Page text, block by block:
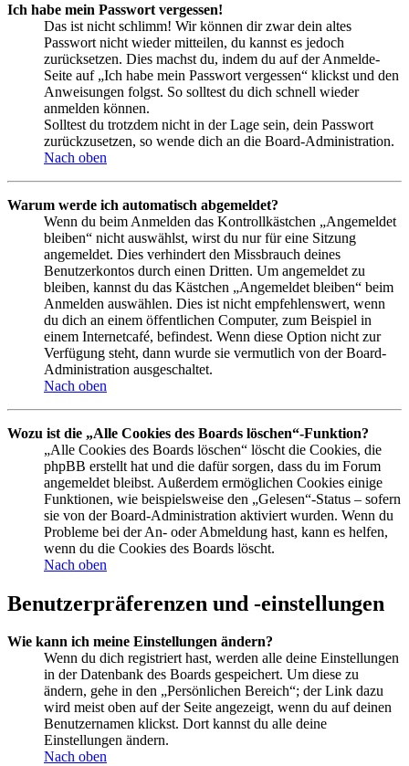
Ich habe mein Passwort vergessen!
Das ist nicht schlimm! Wir können dir zwar dein altes
Passwort nicht wieder mitteilen, du kannst es jedoch
zurücksetzen. Dies machst du, indem du auf der Anmelde-
Seite auf „Ich habe mein Passwort vergessen“ klickst und den
Anweisungen folgst. So solltest du dich schnell wieder
anmelden können.
Solltest du trotzdem nicht in der Lage sein, dein Passwort
zurückzusetzen, so wende dich an die Board-Administration.
Nach oben
Warum werde ich automatisch abgemeldet?
Wenn du beim Anmelden das Kontrollkästchen „Angemeldet
bleiben“ nicht auswählst, wirst du nur für eine Sitzung
angemeldet. Dies verhindert den Missbrauch deines
Benutzerkontos durch einen Dritten. Um angemeldet zu
bleiben, kannst du das Kästchen „Angemeldet bleiben“ beim
Anmelden auswählen. Dies ist nicht empfehlenswert, wenn
du dich an einem öffentlichen Computer, zum Beispiel in
einem Internetcafé, befindest. Wenn diese Option nicht zur
Verfügung steht, dann wurde sie vermutlich von der Board-
Administration ausgeschaltet.
Nach oben
Wozu ist die „Alle Cookies des Boards löschen“-Funktion?
„Alle Cookies des Boards löschen“ löscht die Cookies, die
phpBB erstellt hat und die dafür sorgen, dass du im Forum
angemeldet bleibst. Außerdem ermöglichen Cookies einige
Funktionen, wie beispielsweise den „Gelesen“-Status – sofern
sie von der Board-Administration aktiviert wurden. Wenn du
Probleme bei der An- oder Abmeldung hast, kann es helfen,
wenn du die Cookies des Boards löscht.
Nach oben
Benutzerpräferenzen und -einstellungen
Wie kann ich meine Einstellungen ändern?
Wenn du dich registriert hast, werden alle deine Einstellungen
in der Datenbank des Boards gespeichert. Um diese zu
ändern, gehe in den „Persönlichen Bereich“; der Link dazu
wird meist oben auf der Seite angezeigt, wenn du auf deinen
Benutzernamen klickst. Dort kannst du alle deine
Einstellungen ändern.
Nach oben